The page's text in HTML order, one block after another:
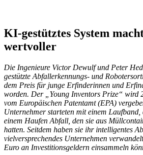
KI-gestütztes System
wertvoller
Die Ingenieure Victor Dewulf und Peter
gestützte Abfallerkennungs- und
dem Preis für junge Erfinderinnen und
worden. Der „Young Inventors Prize“ wird
vom Europäischen Patentamt (EPA)
Unternehmer starteten mit einem
einem Haufen Abfall, den sie aus
hatten. Seitdem haben sie ihr intelligentes
vielversprechendes Unternehmen
Euro an Investitionsgeldern einsammeln